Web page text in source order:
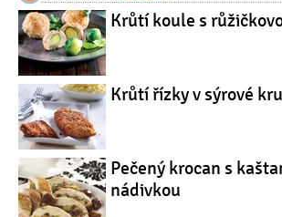
Krůtí koule s
Krůtí řízky v sýrové
Pečený krocan s
nádivkou